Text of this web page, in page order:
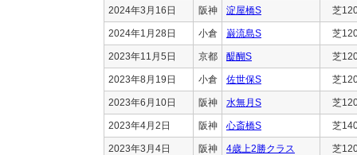
2024年3月16日 阪神 淀屋橋S 芝
2024年1月28日 小倉 巌流島S 芝
2023年11月5日 京都 醍醐S 芝
2023年8月19日 小倉 佐世保S 芝
2023年6月10日 阪神 水無月S 芝
2023年4月2日 阪神 心斎橋S 芝
2023年3月4日 阪神 4歳上2勝クラス 芝